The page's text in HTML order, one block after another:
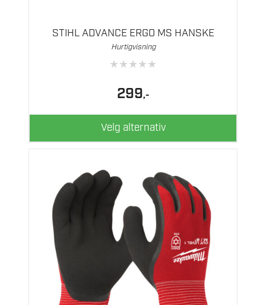
STIHL ADVANCE ERGO MS HANSKE
Hurtigvisning
★★★★★
299,-
Velg alternativ
produktsiden